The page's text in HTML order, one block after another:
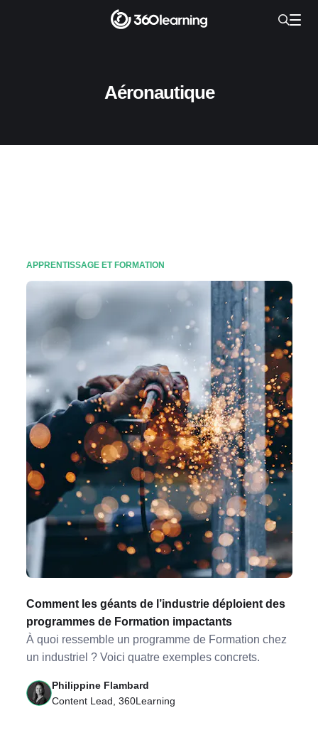
Aéronautique
APPRENTISSAGE ET FORMATION
Comment les géants de l’industrie déploient des
programmes de Formation impactants
À quoi ressemble un programme de Formation chez
un industriel ? Voici quatre exemples concrets.
Philippine Flambard
Content Lead, 360Learning